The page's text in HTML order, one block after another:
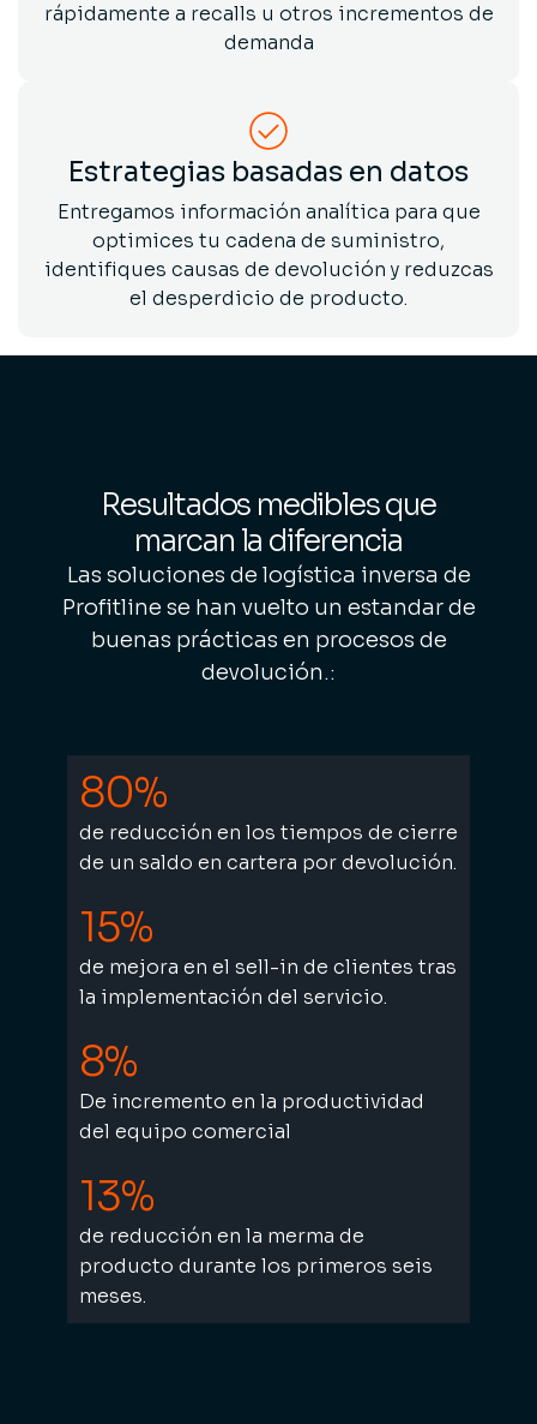
rápidamente a recalls u otros incrementos de
demanda
Estrategias basadas en datos
Entregamos información analítica para que
optimices tu cadena de suministro,
identifiques causas de devolución y reduzcas
el desperdicio de producto.
Resultados medibles que
marcan la diferencia
Las soluciones de logística inversa de
Profitline se han vuelto un estandar de
buenas prácticas en procesos de
devolución.:
80%
de reducción en los tiempos de cierre
de un saldo en cartera por devolución.
15%
de mejora en el sell-in de clientes tras
la implementación del servicio.
8%
De incremento en la productividad
del equipo comercial
13%
de reducción en la merma de
producto durante los primeros seis
meses.